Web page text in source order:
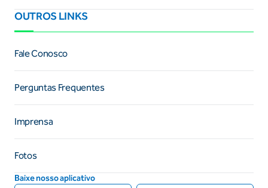
OUTROS LINKS
Fale Conosco
Perguntas Frequentes
Imprensa
Fotos
Baixe nosso aplicativo